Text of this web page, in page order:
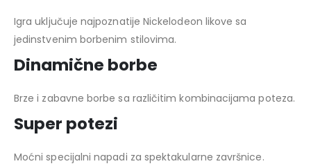
Igra uključuje najpoznatije Nickelodeon likove sa
jedinstvenim borbenim stilovima.
Dinamične borbe
Brze i zabavne borbe sa različitim kombinacijama poteza.
Super potezi
Moćni specijalni napadi za spektakularne završnice.